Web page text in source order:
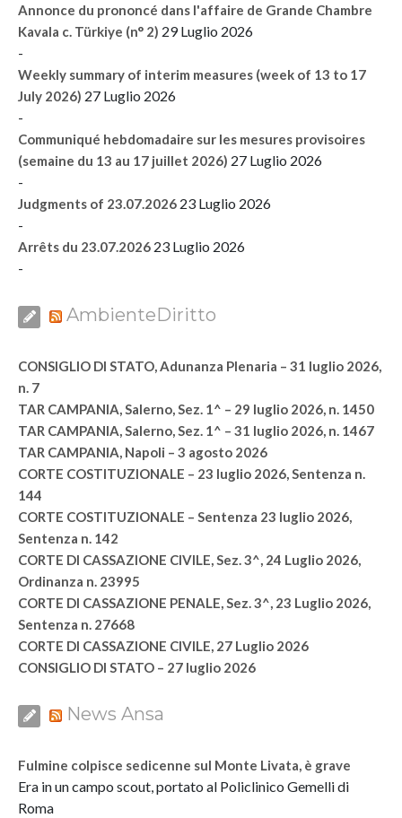
Annonce du prononcé dans l'affaire de Grande Chambre
Kavala c. Türkiye (n° 2) 29 Luglio 2026
-
Weekly summary of interim measures (week of 13 to 17
July 2026) 27 Luglio 2026
-
Communiqué hebdomadaire sur les mesures provisoires
(semaine du 13 au 17 juillet 2026) 27 Luglio 2026
-
Judgments of 23.07.2026 23 Luglio 2026
-
Arrêts du 23.07.2026 23 Luglio 2026
-
AmbienteDiritto
CONSIGLIO DI STATO, Adunanza Plenaria – 31 luglio 2026,
n. 7
TAR CAMPANIA, Salerno, Sez. 1^ – 29 luglio 2026, n. 1450
TAR CAMPANIA, Salerno, Sez. 1^ – 31 luglio 2026, n. 1467
TAR CAMPANIA, Napoli – 3 agosto 2026
CORTE COSTITUZIONALE – 23 luglio 2026, Sentenza n.
144
CORTE COSTITUZIONALE – Sentenza 23 luglio 2026,
Sentenza n. 142
CORTE DI CASSAZIONE CIVILE, Sez. 3^, 24 Luglio 2026,
Ordinanza n. 23995
CORTE DI CASSAZIONE PENALE, Sez. 3^, 23 Luglio 2026,
Sentenza n. 27668
CORTE DI CASSAZIONE CIVILE, 27 Luglio 2026
CONSIGLIO DI STATO – 27 luglio 2026
News Ansa
Fulmine colpisce sedicenne sul Monte Livata, è grave
Era in un campo scout, portato al Policlinico Gemelli di
Roma